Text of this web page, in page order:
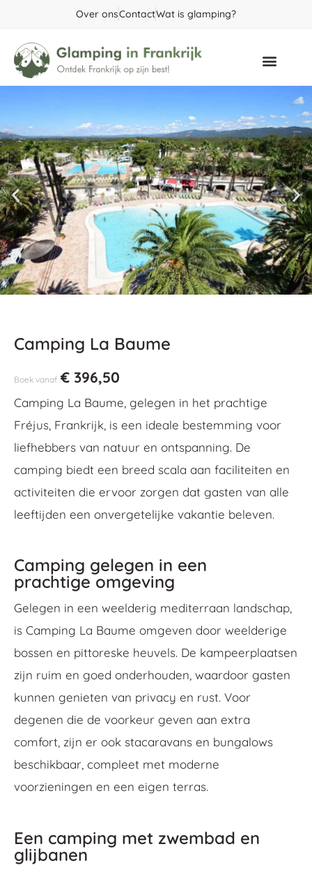
Over onsContactWat is glamping?
Camping La Baume
Boek vanaf € 396,50
Camping La Baume, gelegen in het prachtige
Fréjus, Frankrijk, is een ideale bestemming voor
liefhebbers van natuur en ontspanning. De
camping biedt een breed scala aan faciliteiten en
activiteiten die ervoor zorgen dat gasten van alle
leeftijden een onvergetelijke vakantie beleven.
Camping gelegen in een
prachtige omgeving
Gelegen in een weelderig mediterraan landschap,
is Camping La Baume omgeven door weelderige
bossen en pittoreske heuvels. De kampeerplaatsen
zijn ruim en goed onderhouden, waardoor gasten
kunnen genieten van privacy en rust. Voor
degenen die de voorkeur geven aan extra
comfort, zijn er ook stacaravans en bungalows
beschikbaar, compleet met moderne
voorzieningen en een eigen terras.
Een camping met zwembad en
glijbanen